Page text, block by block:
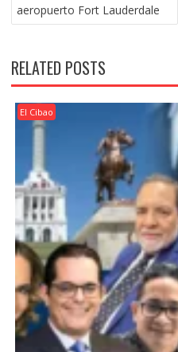
aeropuerto Fort Lauderdale
RELATED POSTS
El Cibao